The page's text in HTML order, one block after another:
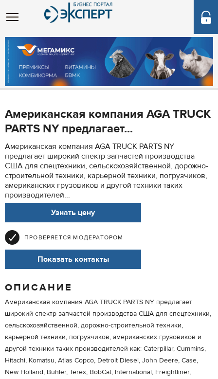
Американская компания AGA TRUCK
PARTS NY предлагает...
Американская компания AGA TRUCK PARTS NY
предлагает широкий спектр запчастей производства
США для спецтехники, сельскохозяйственной, дорожно-
строительной техники, карьерной техники, погрузчиков,
американских грузовиков и другой техники таких
производителей...
Узнать цену
ПРОВЕРЯЕТСЯ МОДЕРАТОРОМ
Показать контакты
ОПИСАНИЕ
Американская компания AGA TRUCK PARTS NY предлагает
широкий спектр запчастей производства США для спецтехники,
сельскохозяйственной, дорожно-строительной техники,
карьерной техники, погрузчиков, американских грузовиков и
другой техники таких производителей как: Caterpillar, Cummins,
Hitachi, Komatsu, Atlas Copco, Detroit Diesel, John Deere, Case,
New Holland, Buhler, Terex, BobCat, International, Freightliner,